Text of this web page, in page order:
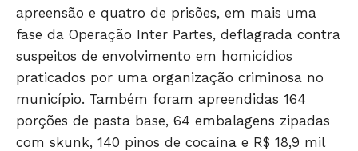
Só Notícias
apreensão e quatro de prisões, em mais uma
fase da Operação Inter Partes, deflagrada contra
suspeitos de envolvimento em homicídios
praticados por uma organização criminosa no
município. Também foram apreendidas 164
porções de pasta base, 64 embalagens zipadas
com skunk, 140 pinos de cocaína e R$ 18,9 mil